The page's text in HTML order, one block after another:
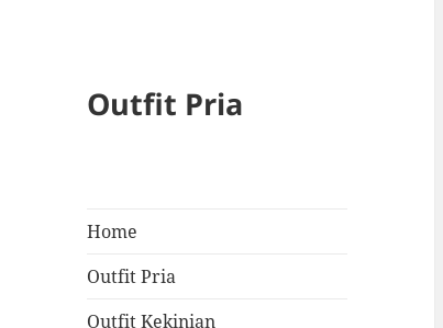
Outfit Pria
Home
Outfit Pria
Outfit Kekinian